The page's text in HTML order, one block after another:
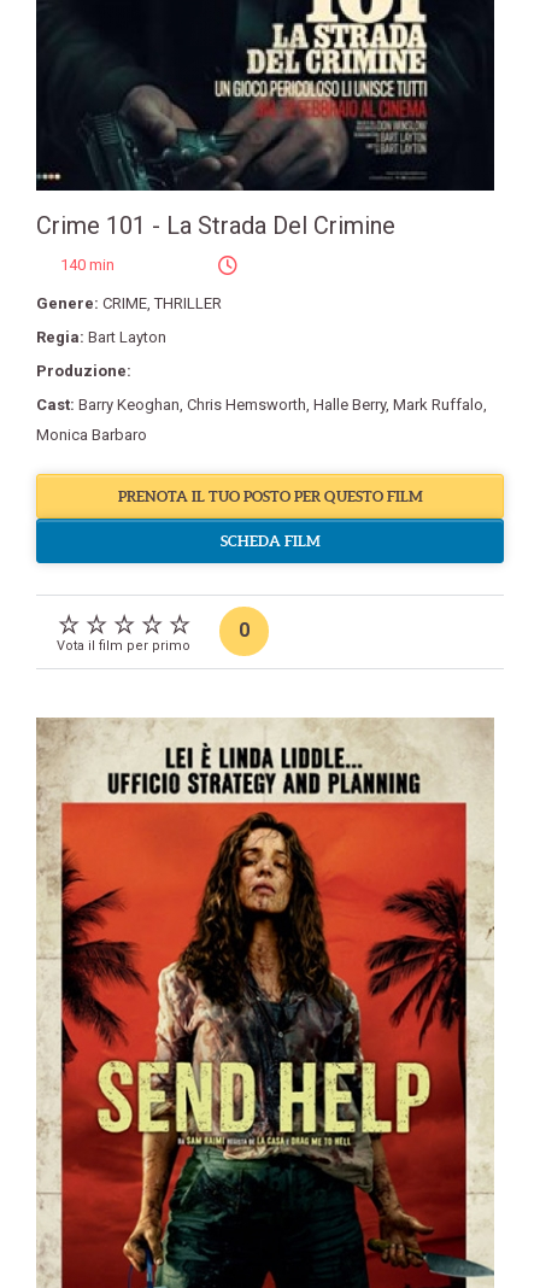
Crime 101 - La Strada Del Crimine
140 min
Genere: CRIME,THRILLER
Regia: Bart Layton
Produzione:
Cast: Barry Keoghan, Chris Hemsworth, Halle Berry, Mark Ruffalo,
Monica Barbaro
PRENOTA IL TUO POSTO PER QUESTO FILM
SCHEDA FILM
Vota il film per primo
0